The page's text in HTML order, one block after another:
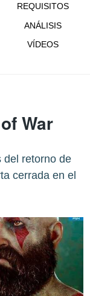
REQUISITOS
ANÁLISIS
VÍDEOS
War
del retorno de
cerrada en el